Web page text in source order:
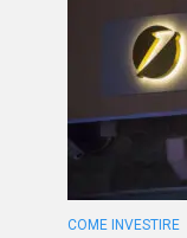
COME INVESTIRE